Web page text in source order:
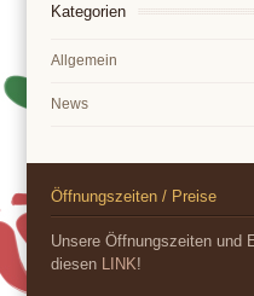
Kategorien
Allgemein
News
Öffnungszeiten / Preise
Unsere Öffnungszeiten und
diesen LINK!